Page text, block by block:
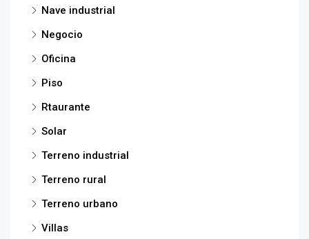
Nave industrial
Negocio
Oficina
Piso
Rtaurante
Solar
Terreno industrial
Terreno rural
Terreno urbano
Villas